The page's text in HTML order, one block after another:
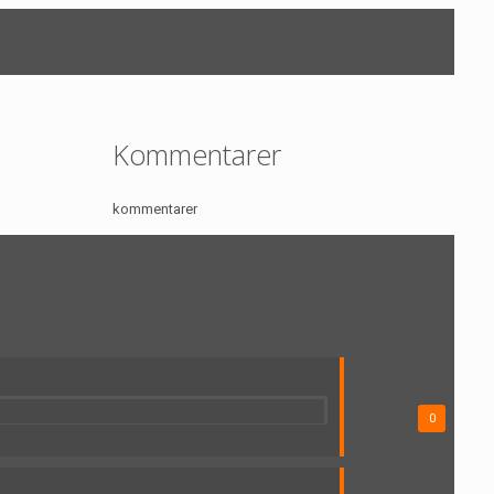
Kommentarer
kommentarer
0